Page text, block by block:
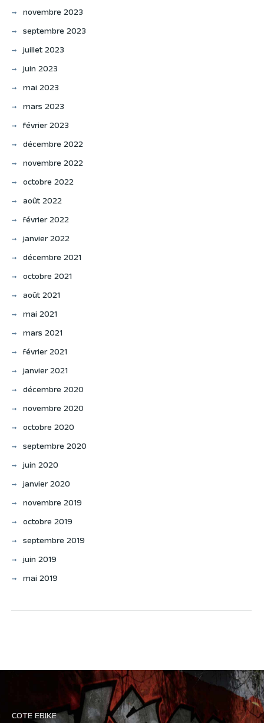
novembre 2023
septembre 2023
juillet 2023
juin 2023
mai 2023
mars 2023
février 2023
décembre 2022
novembre 2022
octobre 2022
août 2022
février 2022
janvier 2022
décembre 2021
octobre 2021
août 2021
mai 2021
mars 2021
février 2021
janvier 2021
décembre 2020
novembre 2020
octobre 2020
septembre 2020
juin 2020
janvier 2020
novembre 2019
octobre 2019
septembre 2019
juin 2019
mai 2019
COTE EBIKE